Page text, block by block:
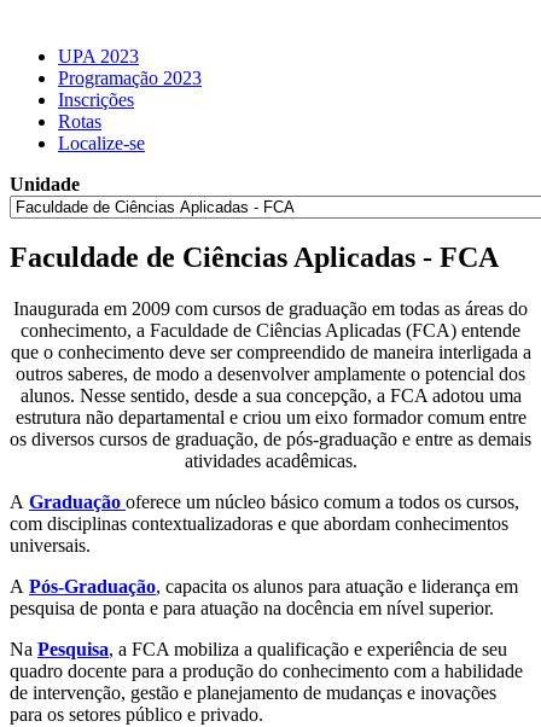
UPA 2023
Programação 2023
Inscrições
Rotas
Localize-se
Unidade
Faculdade de Ciências Aplicadas - FCA
Inaugurada em 2009 com cursos de graduação em todas as áreas do
conhecimento, a Faculdade de Ciências Aplicadas (FCA) entende
que o conhecimento deve ser compreendido de maneira interligada a
outros saberes, de modo a desenvolver amplamente o potencial dos
alunos. Nesse sentido, desde a sua concepção, a FCA adotou uma
estrutura não departamental e criou um eixo formador comum entre
os diversos cursos de graduação, de pós-graduação e entre as demais
atividades acadêmicas.
A Graduação oferece um núcleo básico comum a todos os cursos,
com disciplinas contextualizadoras e que abordam conhecimentos
universais.
A Pós-Graduação, capacita os alunos para atuação e liderança em
pesquisa de ponta e para atuação na docência em nível superior.
Na Pesquisa, a FCA mobiliza a qualificação e experiência de seu
quadro docente para a produção do conhecimento com a habilidade
de intervenção, gestão e planejamento de mudanças e inovações
para os setores público e privado.